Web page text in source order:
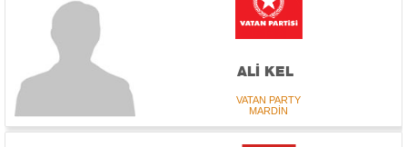
ALİ KEL
VATAN PARTY
MARDİN